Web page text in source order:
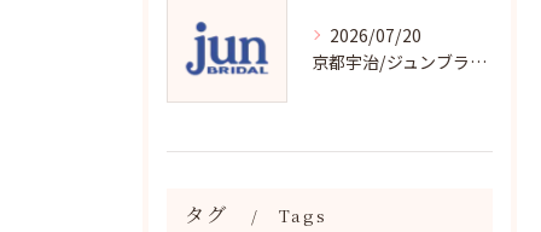
2026/07/20
京都宇治/ジュンブライダル七五三衣裳均一料金
タグ Tags